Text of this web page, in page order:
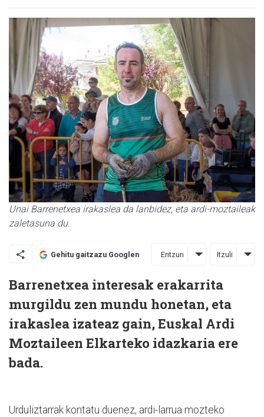
Unai Barrenetxea irakaslea da lanbidez, eta ardi-moztaileak
zaletasuna du.
Gehitu gaitzazu Googlen Entzun Itzuli
Barrenetxea interesak erakarrita
murgildu zen mundu honetan, eta
irakaslea izateaz gain, Euskal Ardi
Moztaileen Elkarteko idazkaria ere
bada.
Urduliztarrak kontatu duenez, ardi-larrua mozteko